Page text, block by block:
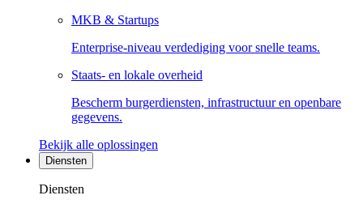
MKB & Startups
Enterprise-niveau verdediging voor snelle teams.
Staats- en lokale overheid
Bescherm burgerdiensten, infrastructuur en openbare
gegevens.
Bekijk alle oplossingen
Diensten
Diensten